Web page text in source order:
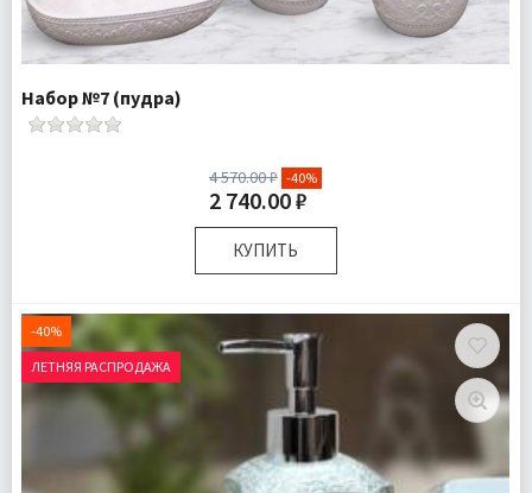
Набор №7 (пудра)
4 570.00 ₽ -40%
2 740.00 ₽
КУПИТЬ
Стаканчик для зубных щеток 1 шт
Мыльница для твердого мыла 1 шт
Доставка:
Подробнее
-40%
ЛЕТНЯЯ РАСПРОДАЖА